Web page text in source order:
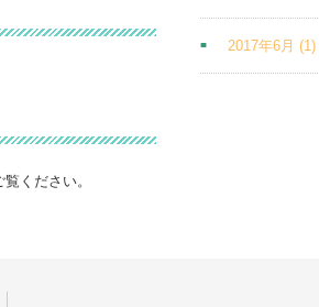
ください。
2017年6月(1)